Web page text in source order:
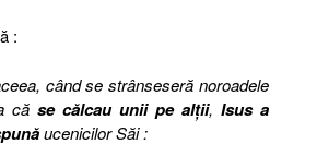
:
când se strânseseră noroadele
căse călcau unii pe alţii, Isus a
ucenicilor Săi :